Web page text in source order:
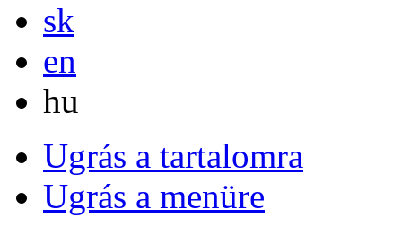
sk
en
hu
Ugrás a tartalomra
Ugrás a menüre